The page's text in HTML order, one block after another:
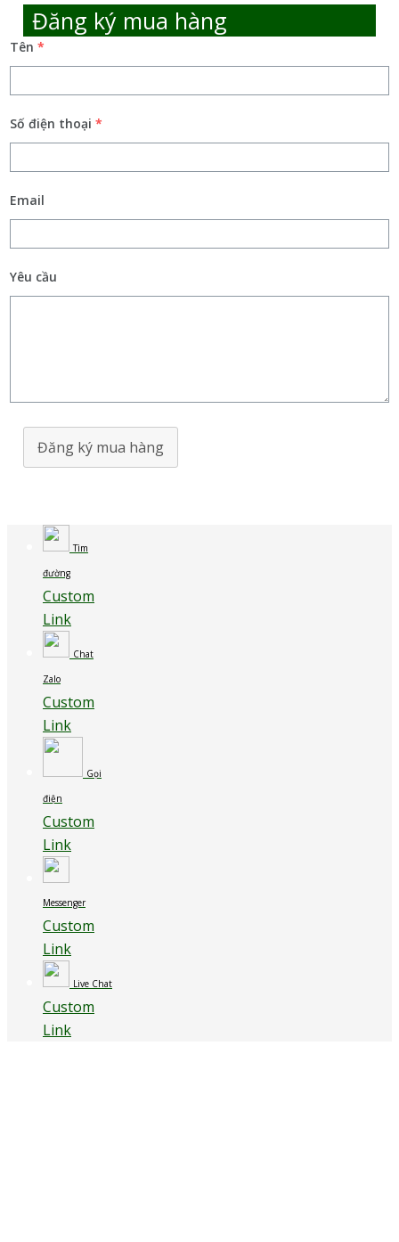
Đăng ký mua hàng
Tên *
Số điện thoại *
Email
Yêu cầu
Đăng ký mua hàng
Tìm
đường
Custom
Link
Chat
Zalo
Custom
Link
Gọi
điện
Custom
Link
Messenger
Custom
Link
Live Chat
Custom
Link